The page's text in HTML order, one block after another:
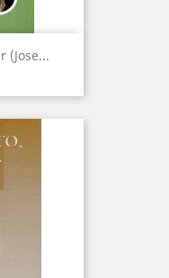
(Jose...